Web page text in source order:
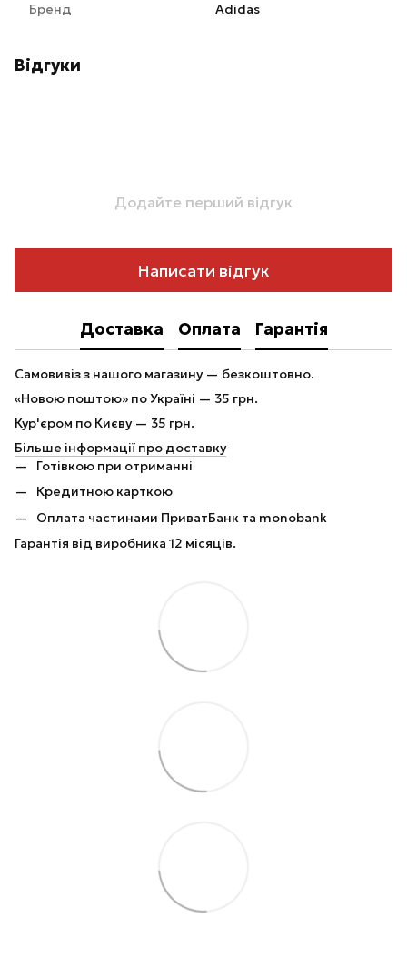
Бренд Adidas
Відгуки
Додайте перший відгук
Написати відгук
Доставка Оплата Гарантія
Самовивіз з нашого магазину — безкоштовно.
«Новою поштою» по Україні — 35 грн.
Кур'єром по Києву — 35 грн.
Більше інформації про доставку
Готівкою при отриманні
Кредитною карткою
Оплата частинами ПриватБанк та monobank
Гарантія від виробника 12 місяців.